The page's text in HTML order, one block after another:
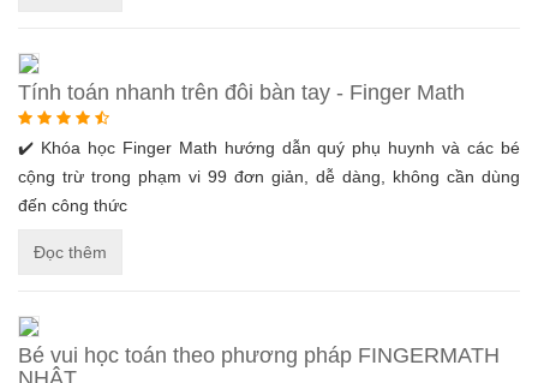
Tính toán nhanh trên đôi bàn tay - Finger Math
✔️ Khóa học Finger Math hướng dẫn quý phụ huynh và các bé
cộng trừ trong phạm vi 99 đơn giản, dễ dàng, không cần dùng
đến công thức
Đọc thêm
Bé vui học toán theo phương pháp FINGERMATH
NHẬT